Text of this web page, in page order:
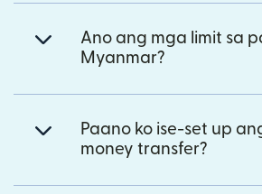
Ano ang mga limit sa
Myanmar?
Paano ko ise-set up
money transfer?